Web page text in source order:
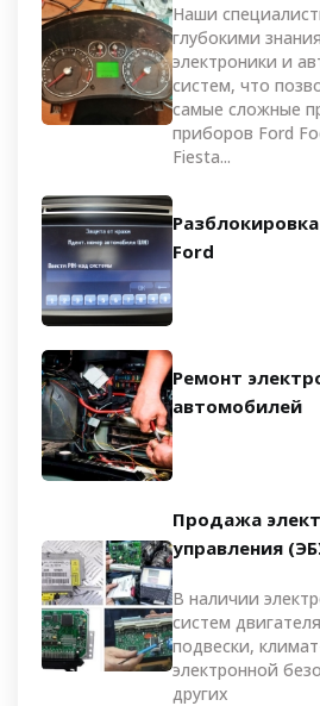
Наши
глубокими
электроники и
систем, что
самые сложные
приборов Ford
Fiesta...
Ford
Ремонт
автомобилей
Продажа
управления
В наличии
систем
подвески,
электронной
других